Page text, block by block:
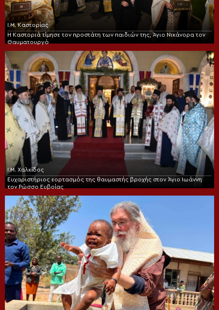
Ι.Μ. Καστορίας
Η Καστοριά τίμησε τον προστάτη των παιδιών της, Άγιο Νικάνορα τον
Θαυματουργό
Ι.Μ. Χαλκίδος
Ευχαριστήριος εορτασμός της θαυμαστής βροχής στον Άγιο Ιωάννη
τον Ρώσσο Ευβοίας